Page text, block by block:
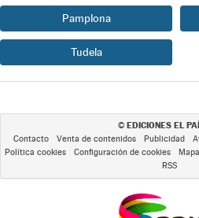
Pamplona
Tudela
© EDICIONES EL
Contacto Venta de contenidos Publicidad
Política cookies
Configuración de cookies Mapa
RSS